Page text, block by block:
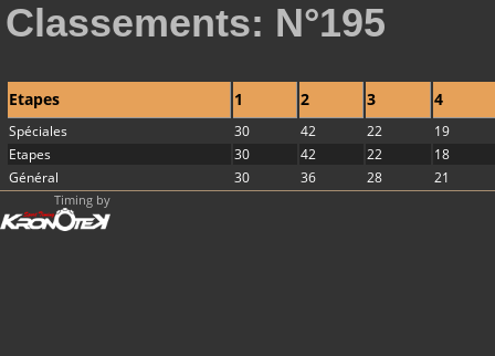
Classements: N°195
Etapes 1 2 3 4
Spéciales 30 42 22
19
Etapes
30 42 22
18
Général
30 36 28 21
Timing by